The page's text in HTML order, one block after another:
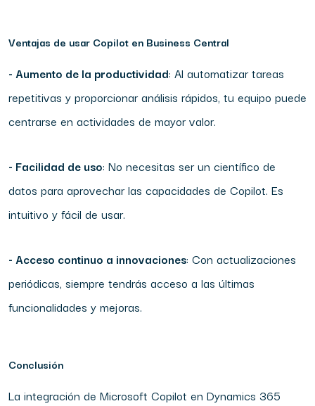
Ventajas de usar Copilot en Business Central
- Aumento de la productividad: Al automatizar tareas
repetitivas y proporcionar análisis rápidos, tu equipo puede
centrarse en actividades de mayor valor.
- Facilidad de uso: No necesitas ser un científico de
datos para aprovechar las capacidades de Copilot. Es
intuitivo y fácil de usar.
- Acceso continuo a innovaciones: Con actualizaciones
periódicas, siempre tendrás acceso a las últimas
funcionalidades y mejoras.
Conclusión
La integración de Microsoft Copilot en Dynamics 365